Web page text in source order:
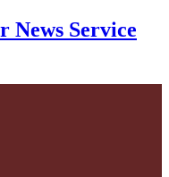
News Service